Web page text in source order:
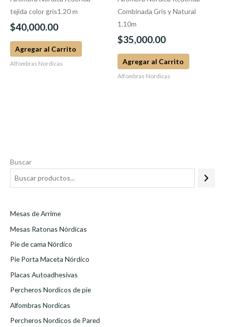
Buscar
Mesas de Arrime
Mesas Ratonas Nórdicas
Pie de cama Nórdico
Pie Porta Maceta Nórdico
Placas Autoadhesivas
Percheros Nordicos de pie
Alfombras Nordicas
Percheros Nordicos de Pared
tejida color gris1.20 m
$40,000.00
Agregar al Carrito
Alfombras Nordicas
Combinada Gris y Natural
1.10m
$35,000.00
Agregar al Carrito
Alfombras Nordicas